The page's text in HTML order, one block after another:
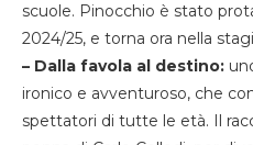
scuole. Pinocchio è stato
2024/25, e torna ora nella
– Dalla favola al destino:
ironico e avventuroso, che
spettatori di tutte le età. Il